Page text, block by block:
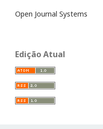
Open Journal Systems
Edição Atual